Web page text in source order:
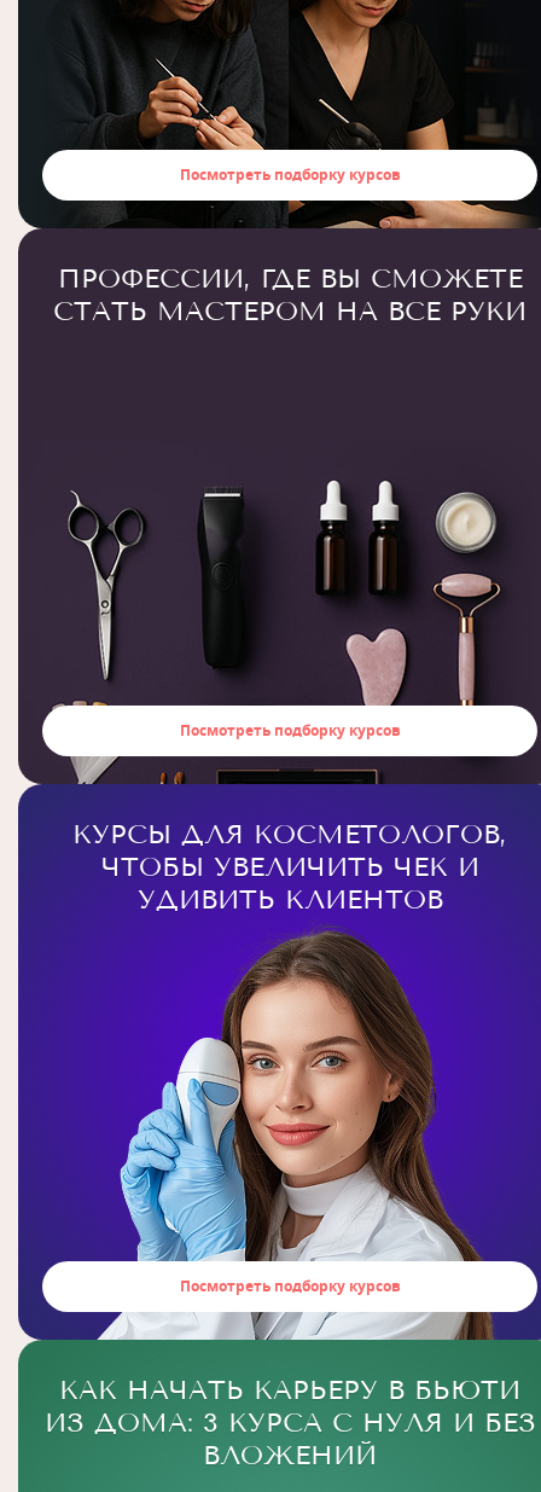
Посмотреть подборку курсов
ПРОФЕССИИ, ГДЕ ВЫ СМОЖЕТЕ
СТАТЬ МАСТЕРОМ НА ВСЕ РУКИ
Посмотреть подборку курсов
КУРСЫ ДЛЯ КОСМЕТОЛОГОВ,
ЧТОБЫ УВЕЛИЧИТЬ ЧЕК И
УДИВИТЬ КЛИЕНТОВ
Посмотреть подборку курсов
КАК НАЧАТЬ КАРЬЕРУ В БЬЮТИ
ИЗ ДОМА: 3 КУРСА С НУЛЯ И БЕЗ
ВЛОЖЕНИЙ